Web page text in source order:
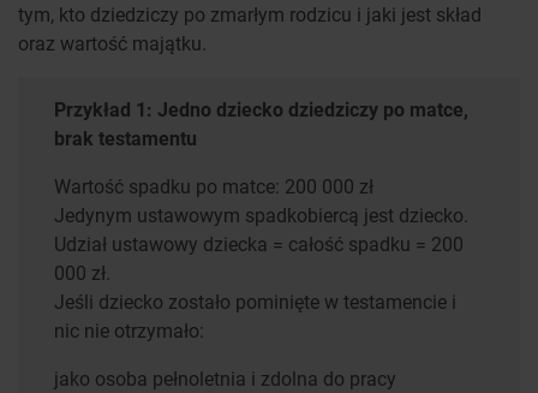
tym, kto dziedziczy po zmarłym rodzicu i jaki jest skład
oraz wartość majątku.
Przykład 1: Jedno dziecko dziedziczy po matce,
brak testamentu
Wartość spadku po matce: 200 000 zł
Jedynym ustawowym spadkobiercą jest dziecko.
Udział ustawowy dziecka = całość spadku = 200
000 zł.
Jeśli dziecko zostało pominięte w testamencie i
nic nie otrzymało:
jako osoba pełnoletnia i zdolna do pracy